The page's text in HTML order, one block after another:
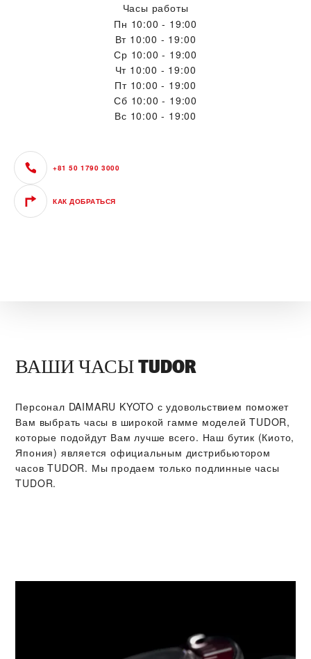
Часы работы
Пн 10:00 - 19:00
Вт 10:00 - 19:00
Ср 10:00 - 19:00
Чт 10:00 - 19:00
Пт 10:00 - 19:00
Сб 10:00 - 19:00
Вс 10:00 - 19:00
+81 50 1790 3000
КАК ДОБРАТЬСЯ
ВАШИ ЧАСЫ TUDOR
Персонал ‭DAIMARU KYOTO‬ с удовольствием поможет
Вам выбрать часы в широкой гамме моделей TUDOR,
которые подойдут Вам лучше всего. Наш бутик (Киото,
Япония) является официальным дистрибьютором
часов TUDOR. Мы продаем только подлинные часы
TUDOR.